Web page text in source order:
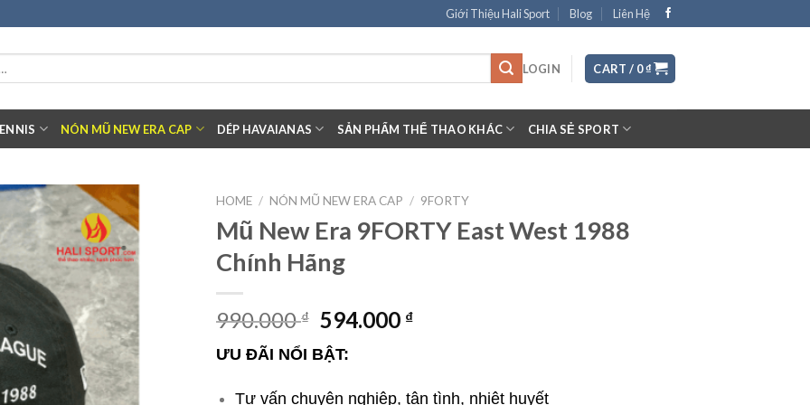
Giới Thiệu Hali Sport Blog Liên Hệ
LOGIN CART / 0₫
NÓN MŨ NEW ERA CAP DÉP HAVAIANAS SẢN PHẨM THỂ THAO KHÁC CHIA SẺ SPORT
Add to
wishlist
HOME / NÓN MŨ NEW ERA CAP / 9FORTY
Mũ New Era 9FORTY East West 1988
Chính Hãng
990.000₫ 594.000 ₫
ƯU ĐÃI NỔI BẬT:
Tư vấn chuyên nghiệp, tận tình, nhiệt huyết